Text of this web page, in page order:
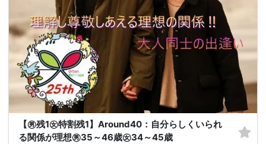
【㊚残1㊛特割残1】Around40：自分らしくいられ
る関係が理想㊚35～46歳㊛34～45歳